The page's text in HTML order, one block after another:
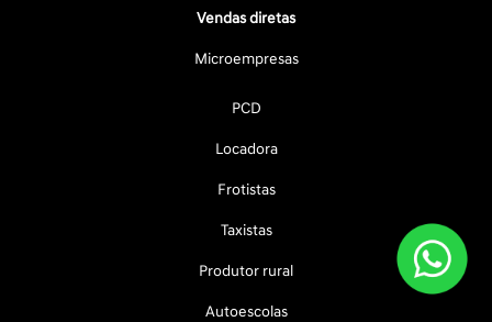
Vendas diretas
Microempresas
PCD
Locadora
Frotistas
Taxistas
Produtor rural
Autoescolas